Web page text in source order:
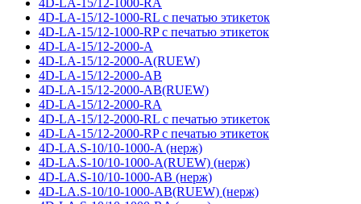
4D-LA-15/12-1000-RA
4D-LA-15/12-1000-RL с печатью этикеток
4D-LA-15/12-1000-RP с печатью этикеток
4D-LA-15/12-2000-A
4D-LA-15/12-2000-A(RUEW)
4D-LA-15/12-2000-AB
4D-LA-15/12-2000-AB(RUEW)
4D-LA-15/12-2000-RA
4D-LA-15/12-2000-RL с печатью этикеток
4D-LA-15/12-2000-RP с печатью этикеток
4D-LA.S-10/10-1000-A (нерж)
4D-LA.S-10/10-1000-A(RUEW) (нерж)
4D-LA.S-10/10-1000-AB (нерж)
4D-LA.S-10/10-1000-AB(RUEW) (нерж)